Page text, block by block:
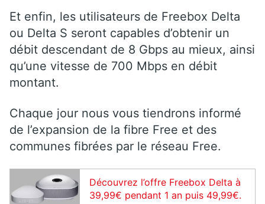
Et enfin, les utilisateurs de Freebox Delta
ou Delta S seront capables d’obtenir un
débit descendant de 8 Gbps au mieux, ainsi
qu’une vitesse de 700 Mbps en débit
montant.
Chaque jour nous vous tiendrons informé
de l’expansion de la fibre Free et des
communes fibrées par le réseau Free.
Découvrez l’offre Freebox Delta à
39,99€ pendant 1 an puis 49,99€.